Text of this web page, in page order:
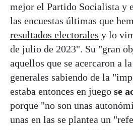
mejor el Partido Socialista y
las encuestas últimas que
resultados electorales y lo
de julio de 2023". Su "gran
aquellos que se acercaron a
generales sabiendo de la
estaba entonces en juego se
porque "no son unas
unas en las se plantea un